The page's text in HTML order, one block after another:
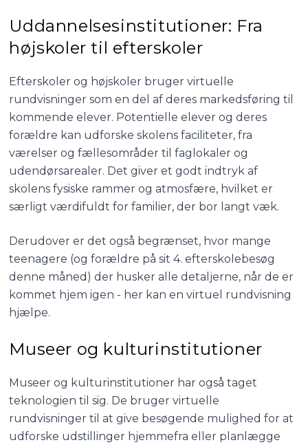
Uddannelsesinstitutioner: Fra
højskoler til efterskoler
Efterskoler og højskoler bruger virtuelle
rundvisninger som en del af deres markedsføring til
kommende elever. Potentielle elever og deres
forældre kan udforske skolens faciliteter, fra
værelser og fællesområder til faglokaler og
udendørsarealer. Det giver et godt indtryk af
skolens fysiske rammer og atmosfære, hvilket er
særligt værdifuldt for familier, der bor langt væk.
Derudover er det også begrænset, hvor mange
teenagere (og forældre på sit 4. efterskolebesøg
denne måned) der husker alle detaljerne, når de er
kommet hjem igen - her kan en virtuel rundvisning
hjælpe.
Museer og kulturinstitutioner
Museer og kulturinstitutioner har også taget
teknologien til sig. De bruger virtuelle
rundvisninger til at give besøgende mulighed for at
udforske udstillinger hjemmefra eller planlægge